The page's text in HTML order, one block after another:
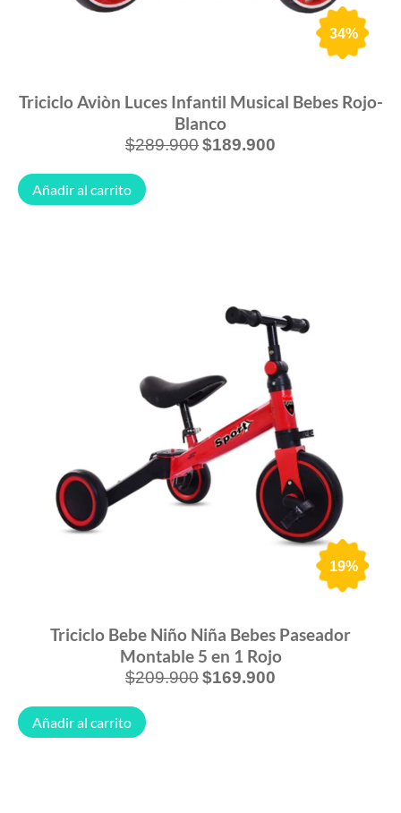
34%
Triciclo Aviòn Luces Infantil Musical Bebes Rojo-
Blanco
$289.900$189.900
Añadir al carrito
19%
Triciclo Bebe Niño Niña Bebes Paseador
Montable 5 en 1 Rojo
$209.900$169.900
Añadir al carrito